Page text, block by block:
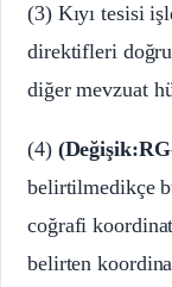
(3) Kıyı tesisi
direktifleri
diğer mevzuat
(4)
belirtilmedikçe
coğrafi
belirten